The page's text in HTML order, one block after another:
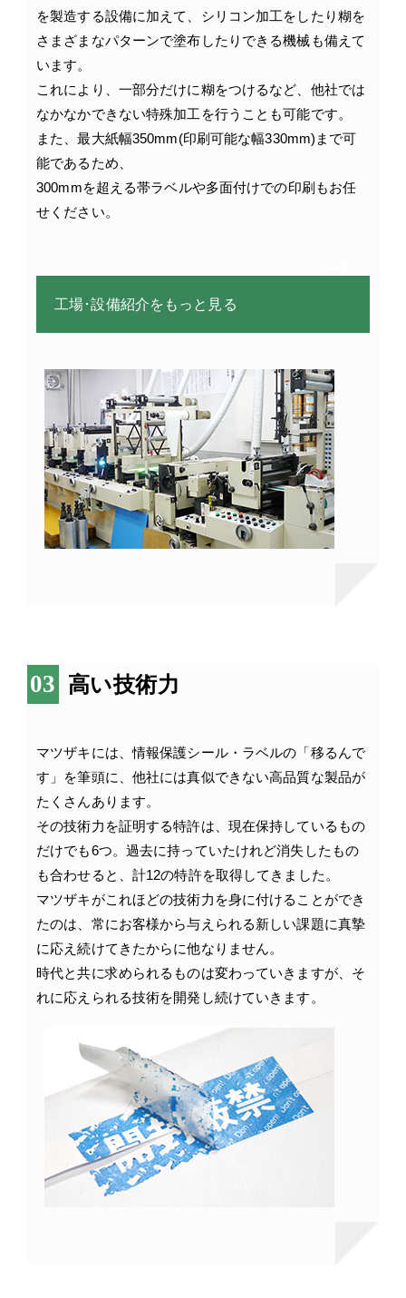
を製造する設備に加えて、シリコン加工をしたり糊を
さまざまなパターンで塗布したりできる機械も備えて
います。
これにより、一部分だけに糊をつけるなど、他社では
なかなかできない特殊加工を行うことも可能です。
また、最大紙幅350mm(印刷可能な幅330mm)まで可
能であるため、
300mmを超える帯ラベルや多面付けでの印刷もお任
せください。
工場･設備紹介をもっと見る
高い技術力
マツザキには、情報保護シール・ラベルの「移るんで
す」を筆頭に、他社には真似できない高品質な製品が
たくさんあります。
その技術力を証明する特許は、現在保持しているもの
だけでも6つ。過去に持っていたけれど消失したもの
も合わせると、計12の特許を取得してきました。
マツザキがこれほどの技術力を身に付けることができ
たのは、常にお客様から与えられる新しい課題に真摯
に応え続けてきたからに他なりません。
時代と共に求められるものは変わっていきますが、そ
れに応えられる技術を開発し続けていきます。